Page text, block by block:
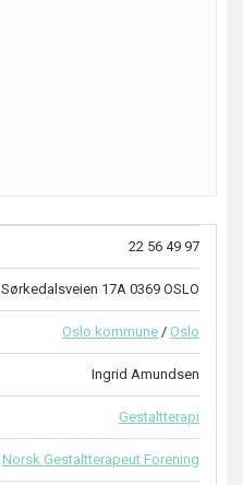
22 56 49 97
Sørkedalsveien 17A 0369 OSLO
Oslo kommune / Oslo
Ingrid Amundsen
Gestaltterapi
Norsk Gestaltterapeut Forening